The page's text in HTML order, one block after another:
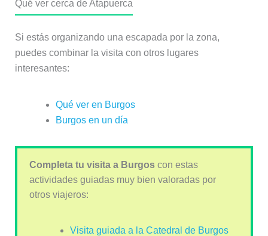
Qué ver cerca de Atapuerca
Si estás organizando una escapada por la zona,
puedes combinar la visita con otros lugares
interesantes:
Qué ver en Burgos
Burgos en un día
Completa tu visita a Burgoscon estas
actividades guiadas muy bien valoradas por
otros viajeros:
Visita guiada a la Catedral de Burgos